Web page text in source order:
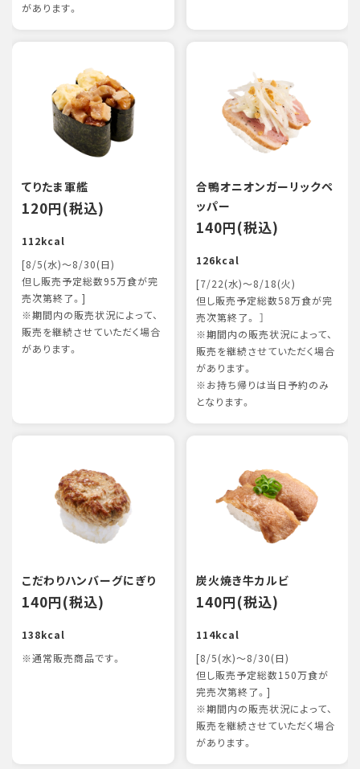
があります。
てりたま軍艦
120円(税込)
112kcal
[8/5(水)～8/30(日)
但し販売予定総数95万食が完
売次第終了。]
※期間内の販売状況によって、
販売を継続させていただく場合
があります。
合鴨オニオンガーリックペ
ッパー
140円(税込)
126kcal
[7/22(水)～8/18(火)
但し販売予定総数58万食が完
売次第終了。 ］
※期間内の販売状況によって、
販売を継続させていただく場合
があります。
※お持ち帰りは当日予約のみ
となります。
こだわりハンバーグにぎり
140円(税込)
138kcal
※通常販売商品です。
炭火焼き牛カルビ
140円(税込)
114kcal
[8/5(水)～8/30(日)
但し販売予定総数150万食が
完売次第終了。]
※期間内の販売状況によって、
販売を継続させていただく場合
があります。